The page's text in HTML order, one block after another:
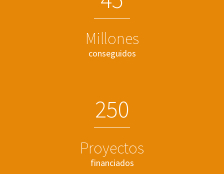
Millones
conseguidos
250
Proyectos
financiados